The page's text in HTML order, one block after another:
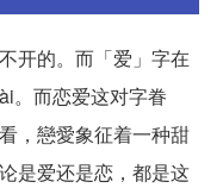
开的。而「爱」字在
。而恋爱这对字眷
，戀愛象征着一种甜
是爱还是恋，都是这